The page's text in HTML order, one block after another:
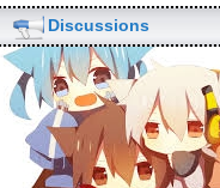
Discussions